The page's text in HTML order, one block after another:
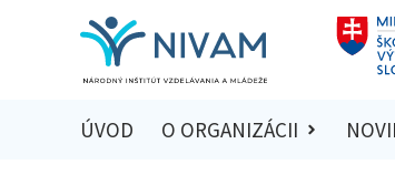
ÚVOD O ORGANIZÁCII